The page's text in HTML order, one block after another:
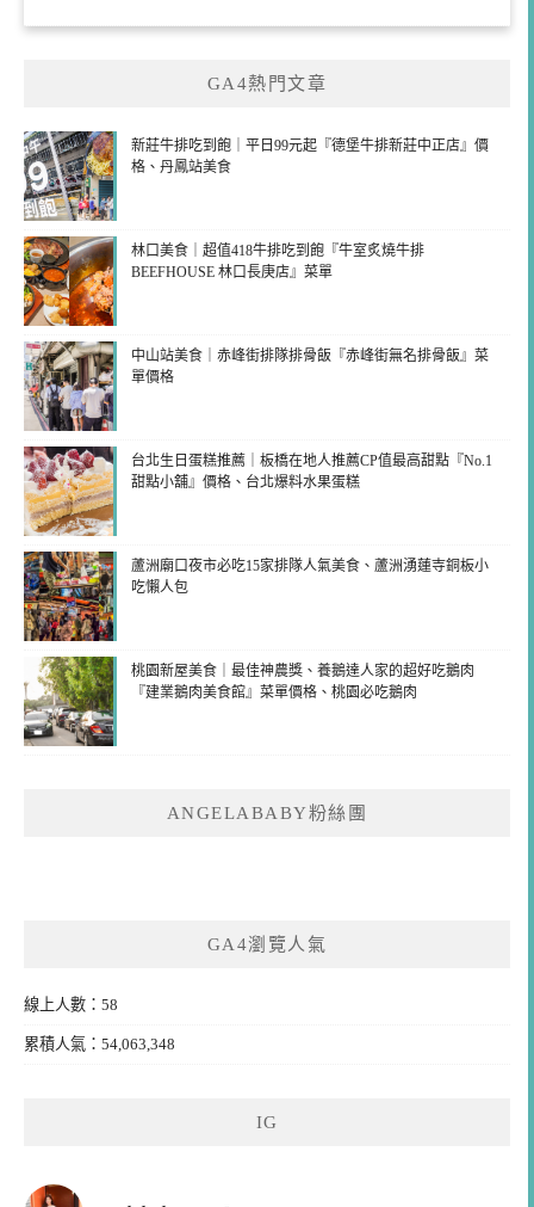
GA4熱門文章
新莊牛排吃到飽｜平日99元起『德堡牛排新莊中正店』價
格、丹鳳站美食
林口美食｜超值418牛排吃到飽『牛室炙燒牛排
BEEFHOUSE 林口長庚店』菜單
中山站美食｜赤峰街排隊排骨飯『赤峰街無名排骨飯』菜
單價格
台北生日蛋糕推薦｜板橋在地人推薦CP值最高甜點『No.1
甜點小舖』價格、台北爆料水果蛋糕
蘆洲廟口夜市必吃15家排隊人氣美食、蘆洲湧蓮寺銅板小
吃懶人包
桃園新屋美食｜最佳神農獎、養鵝達人家的超好吃鵝肉
『建業鵝肉美食館』菜單價格、桃園必吃鵝肉
ANGELABABY粉絲團
GA4瀏覽人氣
線上人數：58
累積人氣：54,063,348
IG